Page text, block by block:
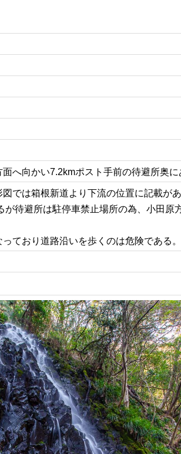
へ向かい7.2kmポスト手前の待避所奥に
では箱根新道より下流の位置に記載が
が待避所は駐停車禁止場所の為、小田原
ており道路沿いを歩くのは危険である。